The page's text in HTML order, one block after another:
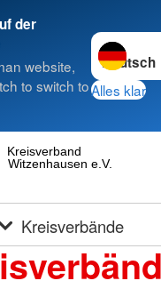
der
website,
to switch to
Sprache
Alles klar
Witzenhausen e.V.
Kreisverband
Kreisverbände